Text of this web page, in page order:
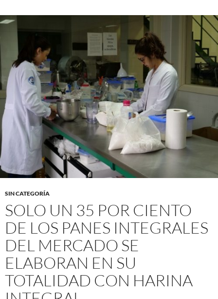
SIN CATEGORÍA
SOLO UN 35 POR CIENTO
DE LOS PANES INTEGRALES
DEL MERCADO SE
ELABORAN EN SU
TOTALIDAD CON HARINA